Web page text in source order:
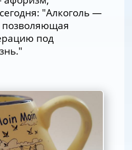
"Алкоголь —
позволяющая
под